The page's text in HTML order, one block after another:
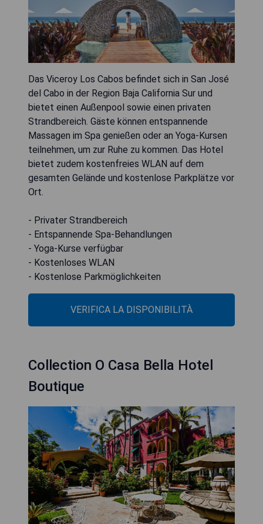
Das Viceroy Los Cabos befindet sich in San José
del Cabo in der Region Baja California Sur und
bietet einen Außenpool sowie einen privaten
Strandbereich. Gäste können entspannende
Massagen im Spa genießen oder an Yoga-Kursen
teilnehmen, um zur Ruhe zu kommen. Das Hotel
bietet zudem kostenfreies WLAN auf dem
gesamten Gelände und kostenlose Parkplätze vor
Ort.
- Privater Strandbereich
- Entspannende Spa-Behandlungen
- Yoga-Kurse verfügbar
- Kostenloses WLAN
- Kostenlose Parkmöglichkeiten
VERIFICA LA DISPONIBILITÀ
Collection O Casa Bella Hotel
Boutique